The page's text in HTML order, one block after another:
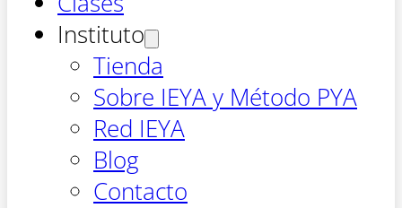
Instituto
Tienda
Sobre IEYA y Método PYA
Red IEYA
Blog
Contacto